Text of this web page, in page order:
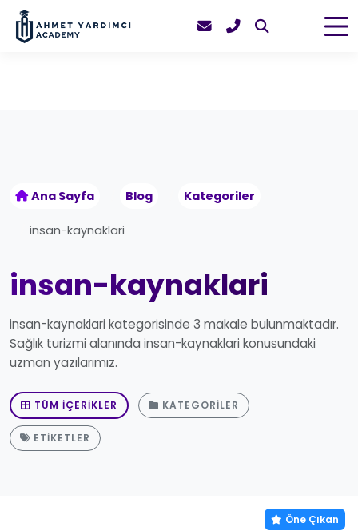
Ana Sayfa Blog Kategoriler
insan-kaynaklari
insan-kaynaklari
insan-kaynaklari kategorisinde 3 makale bulunmaktadır.
Sağlık turizmi alanında insan-kaynaklari konusundaki
uzman yazılarımız.
TÜM İÇERIKLER KATEGORILER
ETIKETLER
Öne Çıkan